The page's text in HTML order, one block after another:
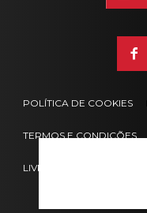
POLÍTICA DE COOKIES
TERMOS E CONDIÇÕES
LIVRO DE RECLAMAÇÕES